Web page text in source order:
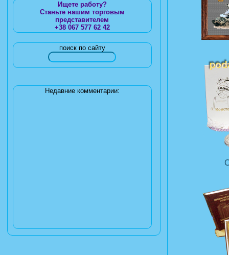
Ищете работу?
Станьте нашим торговым
представителем
+38 067 577 62 42
поиск по сайту
Недавние комментарии: